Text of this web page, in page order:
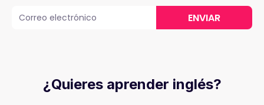
ENVIAR
¿Quieres aprender inglés?